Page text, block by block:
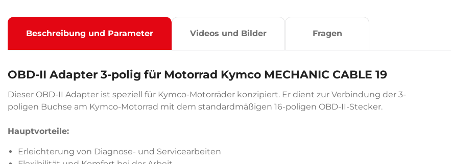
Beschreibung und Parameter Videos und Bilder Fragen
OBD-II Adapter 3-polig für Motorrad Kymco MECHANIC CABLE 19
Dieser OBD-II Adapter ist speziell für Kymco-Motorräder konzipiert. Er dient zur Verbindung der 3-
poligen Buchse am Kymco-Motorrad mit dem standardmäßigen 16-poligen OBD-II-Stecker.
Hauptvorteile:
Erleichterung von Diagnose- und Servicearbeiten